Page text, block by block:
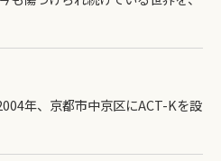
年、京都市中京区にACT-Kを設